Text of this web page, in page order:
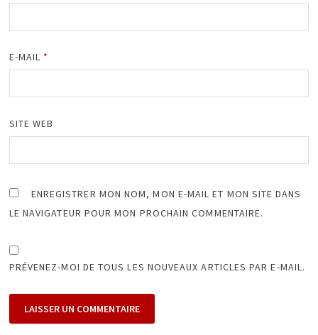
E-MAIL *
SITE WEB
ENREGISTRER MON NOM, MON E-MAIL ET MON SITE DANS
LE NAVIGATEUR POUR MON PROCHAIN COMMENTAIRE.
PRÉVENEZ-MOI DE TOUS LES NOUVEAUX ARTICLES PAR E-MAIL.